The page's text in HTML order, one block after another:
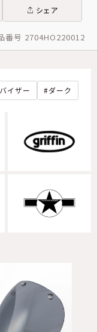
シェア
番号 2704HO220012
イザー ダーク